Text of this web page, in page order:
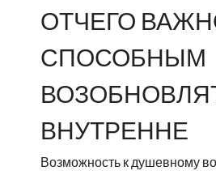
ОТЧЕГО
СПОСОБНЫМ
ВНУТРЕННЕ
Возможность к душевному